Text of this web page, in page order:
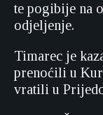
te pogibije na
odjeljenje.
Timarec je
prenoćili u
vratili u